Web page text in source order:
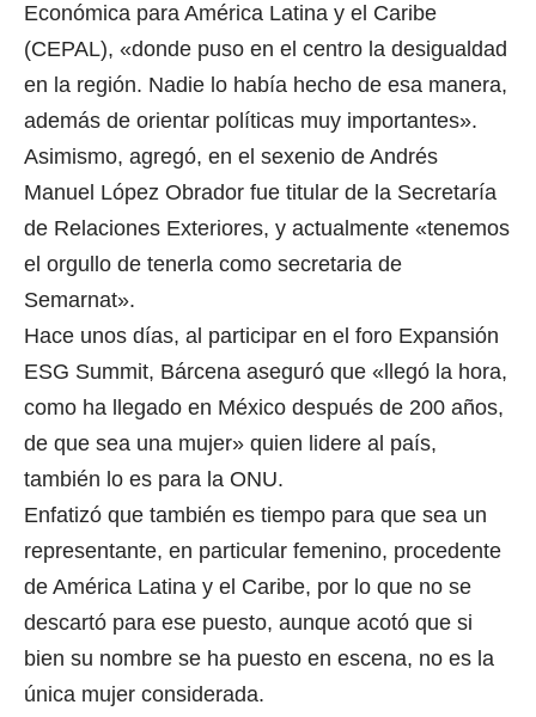
Económica para América Latina y el Caribe
(CEPAL), «donde puso en el centro la desigualdad
en la región. Nadie lo había hecho de esa manera,
además de orientar políticas muy importantes».
Asimismo, agregó, en el sexenio de Andrés
Manuel López Obrador fue titular de la Secretaría
de Relaciones Exteriores, y actualmente «tenemos
el orgullo de tenerla como secretaria de
Semarnat».
Hace unos días, al participar en el foro Expansión
ESG Summit, Bárcena aseguró que «llegó la hora,
como ha llegado en México después de 200 años,
de que sea una mujer» quien lidere al país,
también lo es para la ONU.
Enfatizó que también es tiempo para que sea un
representante, en particular femenino, procedente
de América Latina y el Caribe, por lo que no se
descartó para ese puesto, aunque acotó que si
bien su nombre se ha puesto en escena, no es la
única mujer considerada.